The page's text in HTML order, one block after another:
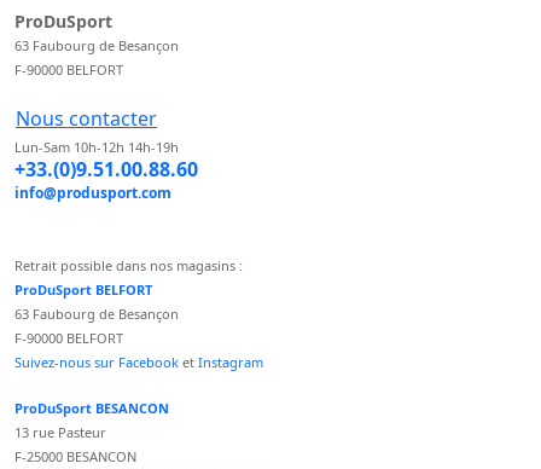
ProDuSport
63 Faubourg de Besançon
F-90000 BELFORT
Nous contacter
Lun-Sam 10h-12h 14h-19h
+33.(0)9.51.00.88.60
info@produsport.com
Retrait possible dans nos magasins :
ProDuSport BELFORT
63 Faubourg de Besançon
F-90000 BELFORT
Suivez-nous sur Facebook et Instagram
ProDuSport BESANCON
13 rue Pasteur
F-25000 BESANCON